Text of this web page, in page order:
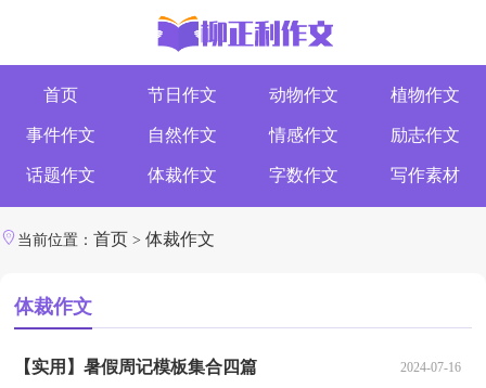
首页 节日作文 动物作文 植物作文
事件作文 自然作文 情感作文 励志作文
话题作文 体裁作文 字数作文 写作素材
当前位置： 首页 > 体裁作文
体裁作文
【实用】暑假周记模板集合四篇 2024-07-16